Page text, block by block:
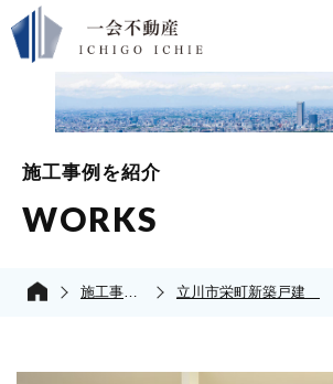
施工事例を紹介
WORKS
施工事例の紹介 立川市栄町新築戸建